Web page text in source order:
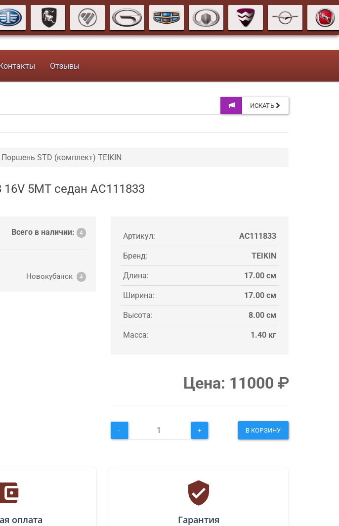
Отзывы
ИСКАТЬ
Поршень STD (комплект) TEIKIN
5MT седан AC111833
Всего в наличии: 4
Новокубанск 4
Артикул: AC111833
Бренд: TEIKIN
Длина: 17.00 см
Ширина: 17.00 см
Высота: 8.00 см
Масса: 1.40 кг
Цена: 11000 ₽
- + В КОРЗИНУ
оплата Гарантия